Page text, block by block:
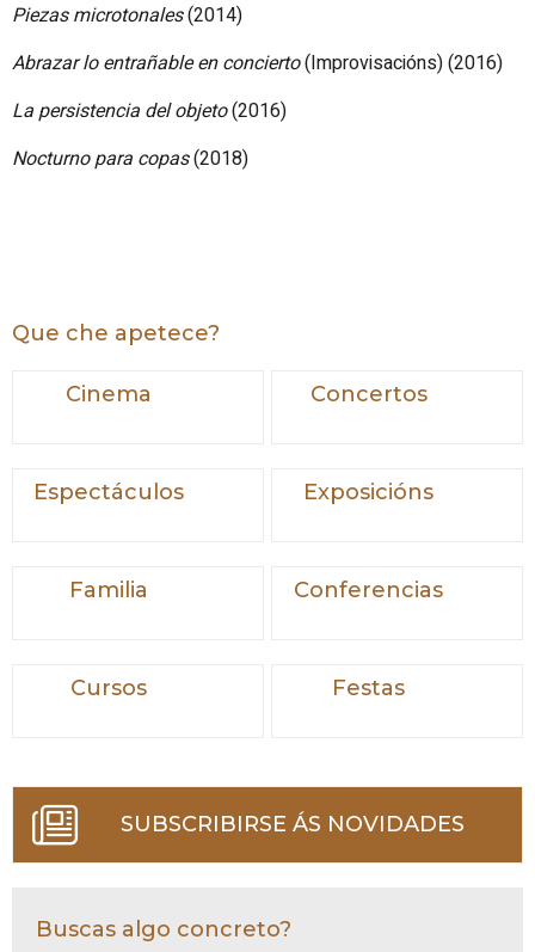
Piezas microtonales(2014)
Abrazar lo entrañable en concierto(Improvisacións) (2016)
La persistencia del objeto(2016)
Nocturno para copas(2018)
Que che apetece?
Cinema Concertos
Espectáculos Exposicións
Familia Conferencias
Cursos Festas
SUBSCRIBIRSE ÁS NOVIDADES
Buscas algo concreto?